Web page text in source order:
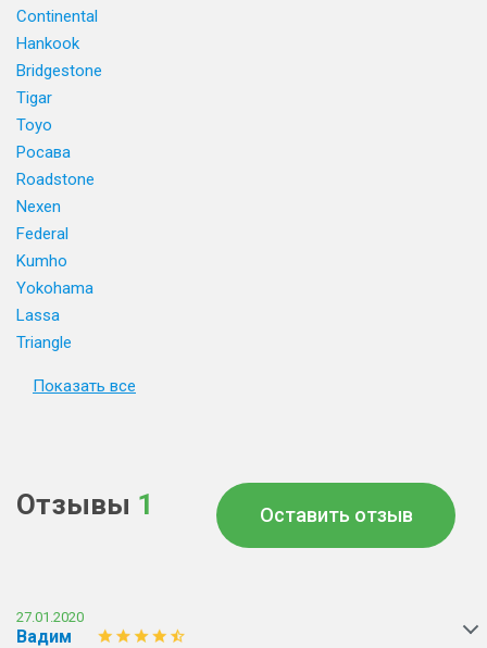
Continental
Hankook
Bridgestone
Tigar
Toyo
Росава
Roadstone
Nexen
Federal
Kumho
Yokohama
Lassa
Triangle
Показать все
Отзывы 1 Оставить отзыв
27.01.2020
Вадим